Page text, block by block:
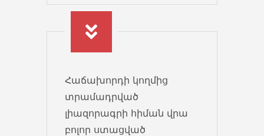
Ծխախոտի օգտագործման արգելք
ցուցանակ
Ծխախոտային
օգտագործման արգելք Այն
վայրերում, որտեղ արգելվում է...
03 Jan 2022
Հաճախորդի կողմից
տրամադրված
լիազորագրի հիման վրա
բոլոր ստացված